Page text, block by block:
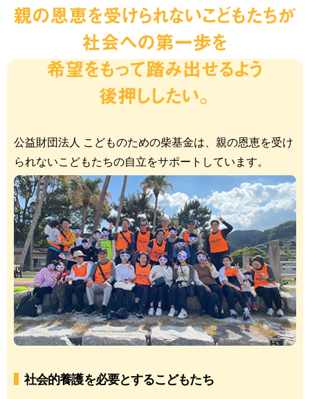
公益財団法人 こどものための柴基金は、親の恩恵を受け
られないこどもたちの自立をサポートしています。
社会的養護を必要とするこどもたち